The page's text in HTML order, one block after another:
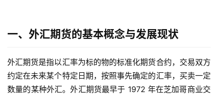
一、外汇期货的基本概念与发展现状
外汇期货是指以汇率为标的物的标准化期货合约，交易双方
约定在未来某个特定日期，按照事先确定的汇率，买卖一定
数量的某种外汇。外汇期货最早于 1972 年在芝加哥商业交